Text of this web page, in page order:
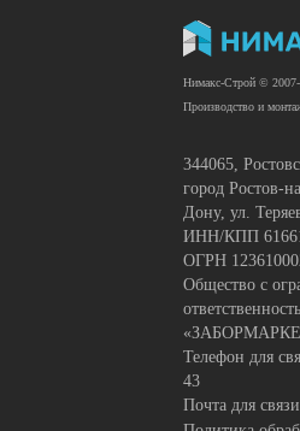
Нимакс-Строй ©
Производство и
344065,
город Ростов-
Дону, ул.
ИНН/КПП
ОГРН
Общество с
Телефон для
43
Почта для